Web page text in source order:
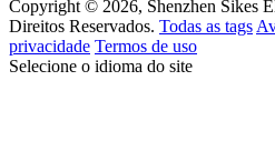
Copyright © 2026, Shenzhen Sikes
Direitos Reservados. Todas as tags
privacidade Termos de uso
Selecione o idioma do site